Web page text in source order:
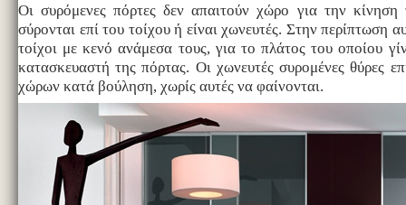
Οι συρόμενες πόρτες δεν απαιτούν χώρο για την κίνηση
σύρονται επί του τοίχου ή είναι χωνευτές. Στην περίπτωση
τοίχοι με κενό ανάμεσα τους, για το πλάτος του οποίου
κατασκευαστή της πόρτας. Οι χωνευτές συρομένες θύρες
χώρων κατά βούληση, χωρίς αυτές να φαίνονται.